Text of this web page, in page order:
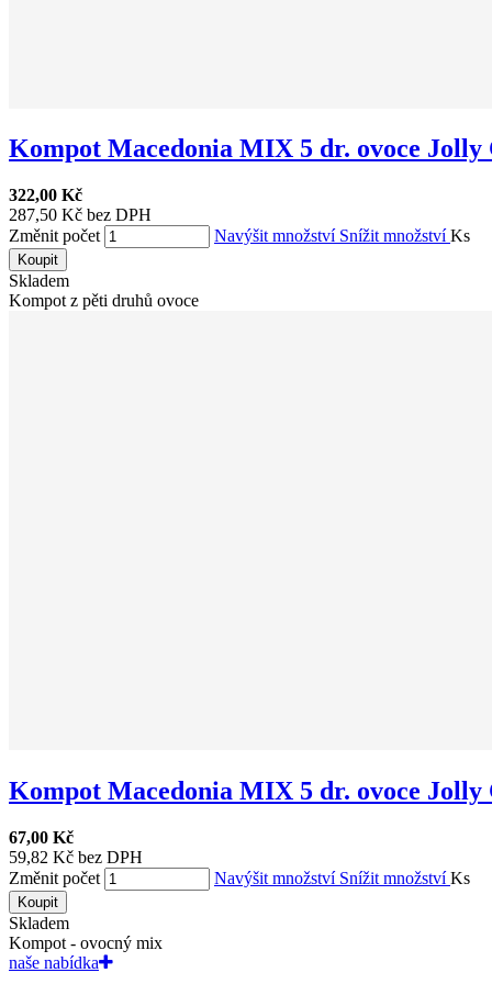
Kompot Macedonia MIX 5 dr. ovoce Jolly
322,00 Kč
287,50 Kč bez DPH
Změnit počet
Navýšit množství Snížit množstvíKs
Koupit
Skladem
Kompot z pěti druhů ovoce
Kompot Macedonia MIX 5 dr. ovoce Jolly
67,00 Kč
59,82 Kč bez DPH
Změnit počet
Navýšit množství Snížit množstvíKs
Koupit
Skladem
Kompot - ovocný mix
naše nabídka